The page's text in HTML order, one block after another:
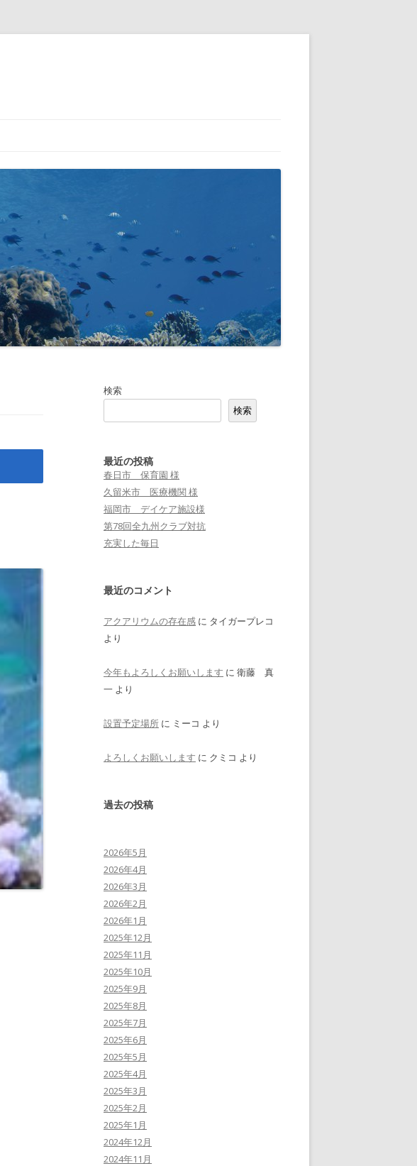
検索
検索
最近の投稿
春日市 保育園 様
久留米市 医療機関 様
福岡市 デイケア施設様
第78回全九州クラブ対抗
充実した毎日
最近のコメント
アクアリウムの存在感 に タイガープレコ
より
今年もよろしくお願いします に 衛藤 真
一 より
設置予定場所 に ミーコ より
よろしくお願いします に クミコ より
過去の投稿
2026年5月
2026年4月
2026年3月
2026年2月
2026年1月
2025年12月
2025年11月
2025年10月
2025年9月
2025年8月
2025年7月
2025年6月
2025年5月
2025年4月
2025年3月
2025年2月
2025年1月
2024年12月
2024年11月